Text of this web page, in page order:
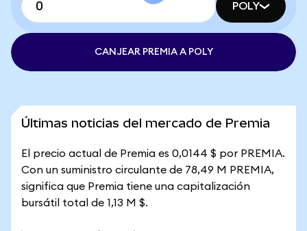
POLY
CANJEAR PREMIA A POLY
Últimas noticias del mercado de Premia
El precio actual de Premia es 0,0144 $ por PREMIA.
Con un suministro circulante de 78,49 M PREMIA,
significa que Premia tiene una capitalización
bursátil total de 1,13 M $.